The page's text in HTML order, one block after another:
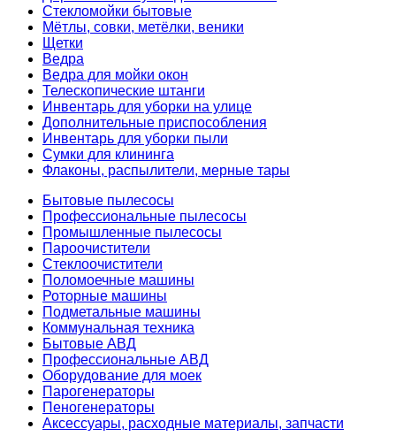
Стекломойки бытовые
Мётлы, совки, метёлки, веники
Щетки
Ведра
Ведра для мойки окон
Телескопические штанги
Инвентарь для уборки на улице
Дополнительные приспособления
Инвентарь для уборки пыли
Сумки для клининга
Флаконы, распылители, мерные тары
Бытовые пылесосы
Профессиональные пылесосы
Промышленные пылесосы
Пароочистители
Стеклоочистители
Поломоечные машины
Роторные машины
Подметальные машины
Коммунальная техника
Бытовые АВД
Профессиональные АВД
Оборудование для моек
Парогенераторы
Пеногенераторы
Аксессуары, расходные материалы, запчасти